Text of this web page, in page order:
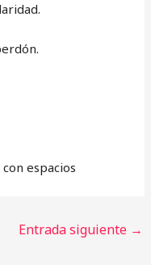
espacios
Entrada siguiente →